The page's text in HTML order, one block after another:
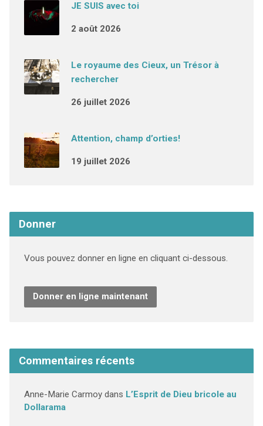
JE SUIS avec toi
2 août 2026
Le royaume des Cieux, un Trésor à
rechercher
26 juillet 2026
Attention, champ d’orties!
19 juillet 2026
Donner
Vous pouvez donner en ligne en cliquant ci-dessous.
Donner en ligne maintenant
Commentaires récents
Anne-Marie Carmoydans L’Esprit de Dieu bricole au
Dollarama